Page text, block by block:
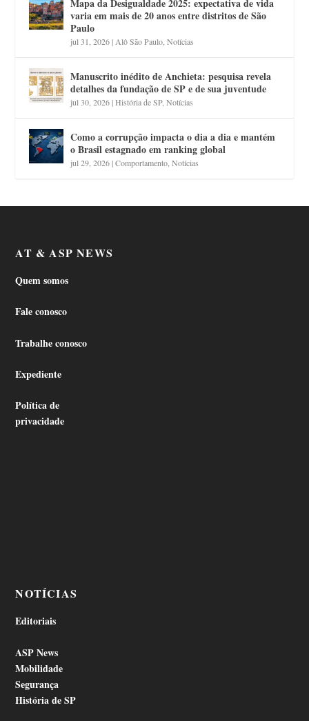
Mapa da Desigualdade 2025: expectativa de vida
varia em mais de 20 anos entre distritos de São
Paulo
jul 31, 2026| Alô São Paulo ,Notícias
Manuscrito inédito de Anchieta: pesquisa revela
detalhes da fundação de SP e de sua juventude
jul 30, 2026|História de SP,Notícias
Como a corrupção impacta o dia a dia e mantém
o Brasil estagnado em ranking global
jul 29, 2026|Comportamento ,Notícias
AT & ASP NEWS
Quem somos
Fale conosco
Trabalhe conosco
Expediente
Política de
privacidade
NOTÍCIAS
Editoriais
ASP News
Mobilidade
Segurança
História de SP